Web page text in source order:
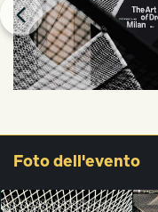
Foto dell'evento